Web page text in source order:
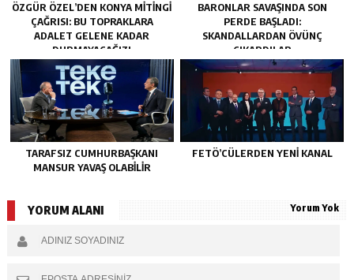
ÖZGÜR ÖZEL’DEN KONYA MITINGI
ÇAĞRISI: BU TOPRAKLARA
ADALET GELENE KADAR
DURMAYACAĞIZ!
BARONLAR SAVAŞINDA SON
PERDE BAŞLADI:
SKANDALLARDAN ÖVÜNÇ
ÇIKARDILAR
TARAFSIZ CUMHURBAŞKANI
MANSUR YAVAŞ OLABİLİR
FETÖ’CÜLERDEN YENI KANAL
YORUM ALANI Yorum Yok